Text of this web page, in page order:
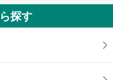
探す